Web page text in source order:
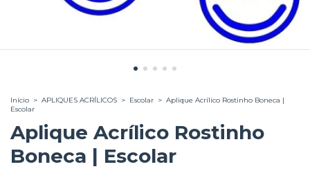
Início > APLIQUES ACRÍLICOS > Escolar > Aplique Acrílico Rostinho Boneca |
Escolar
Aplique Acrílico Rostinho
Boneca | Escolar